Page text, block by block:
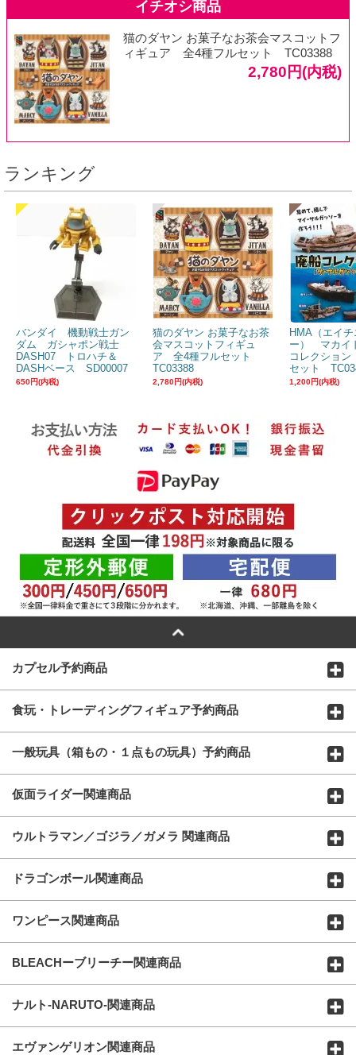
猫のダヤン お菓子なお茶会マスコットフ
ィギュア 全4種フルセット TC03388
2,780円(内税)
ランキング
バンダイ 機動戦士ガン
ダム ガシャポン戦士
DASH07 トロハチ＆
DASHベース SD00007
650円(内税)
猫のダヤン お菓子なお茶
会マスコットフィギュ
ア 全4種フルセット
TC03388
2,780円(内税)
HMA（エイ
ー） マカイ
コレクショ
セット
1,200円(内税)
カプセル予約商品
食玩・トレーディングフィギュア予約商品
一般玩具（箱もの・１点もの玩具）予約商品
仮面ライダー関連商品
ウルトラマン／ゴジラ／ガメラ 関連商品
ドラゴンボール関連商品
ワンピース関連商品
BLEACHーブリーチー関連商品
ナルト-NARUTO-関連商品
エヴァンゲリオン関連商品